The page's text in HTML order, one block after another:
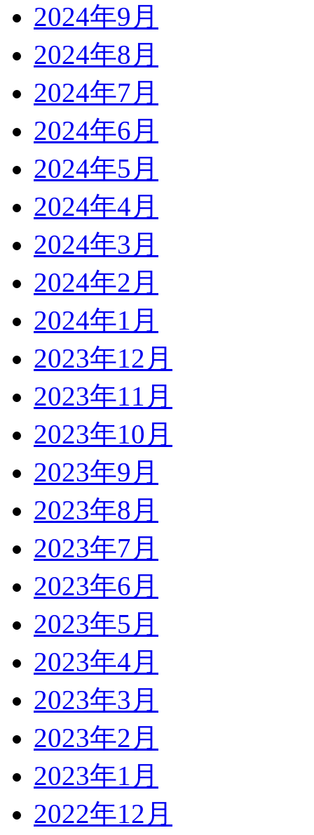
2024年9月
2024年8月
2024年7月
2024年6月
2024年5月
2024年4月
2024年3月
2024年2月
2024年1月
2023年12月
2023年11月
2023年10月
2023年9月
2023年8月
2023年7月
2023年6月
2023年5月
2023年4月
2023年3月
2023年2月
2023年1月
2022年12月